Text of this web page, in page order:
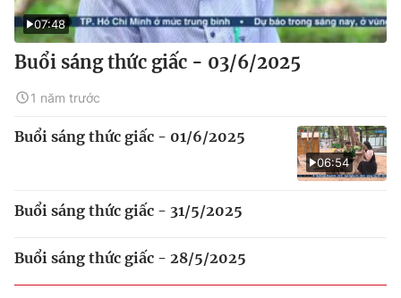
07:48
Buổi sáng thức giấc - 03/6/2025
1 năm trước
06:54
Buổi sáng thức giấc - 01/6/2025
Buổi sáng thức giấc - 31/5/2025
Buổi sáng thức giấc - 28/5/2025